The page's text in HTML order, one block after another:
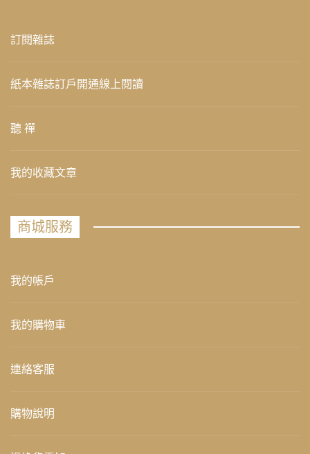
訂閱雜誌
紙本雜誌訂戶開通線上閱讀
聽 禪
我的收藏文章
商城服務
我的帳戶
我的購物車
連絡客服
購物說明